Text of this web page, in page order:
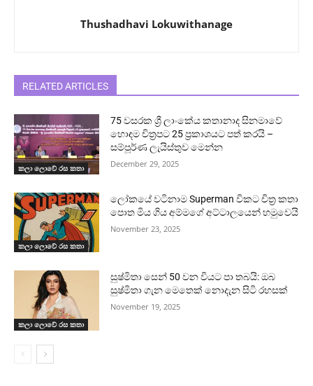
Thushadhavi Lokuwithanage
RELATED ARTICLES
කලා ලොවේ රස කතා
75 වසරක ශ්‍රී ලාංකේය කතානාද සිනමාවේ
හොඳම චිත්‍රපට 25 ප්‍රකාශයට පත් කරයි –
සම්පූර්ණ ලැයිස්තුව මෙන්න
December 29, 2025
කලා ලොවේ රස කතා
ලෝකයේ වටිනාම Superman විකට චිත්‍ර කතා
පොත මිය ගිය අම්මගේ අට්ටාලයෙන් හමුවෙයි
November 23, 2025
කලා ලොවේ රස කතා
සුෂ්මිතා සෙන් 50 වන වියට පා තබයි: ඔබ
සුෂ්මිතා ගැන මෙතෙක් නොදැන සිටි රහසක්
November 19, 2025